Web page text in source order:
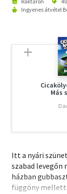
Ingyenes átvétel
Más
Itt a nyári
szabad levegőn
házban
függöny mellett.